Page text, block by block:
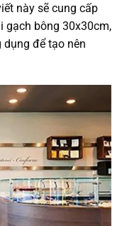
này sẽ cung cấp
gạch bông 30x30cm,
để tạo nên